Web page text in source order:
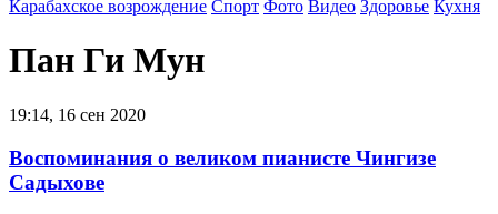
Карабахское возрождение Спорт Фото Видео Здоровье Кухня
Пан Ги Мун
19:14, 16 сен 2020
Воспоминания о великом пианисте Чингизе
Садыхове